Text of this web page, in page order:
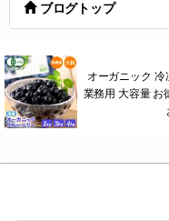
ブログトップ
オーガニック
業務用 大容量 お